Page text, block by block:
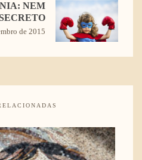
NEM
de 2015